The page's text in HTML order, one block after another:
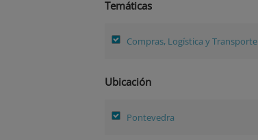
Temáticas
Compras, Logística y Transporte
Ubicación
Pontevedra